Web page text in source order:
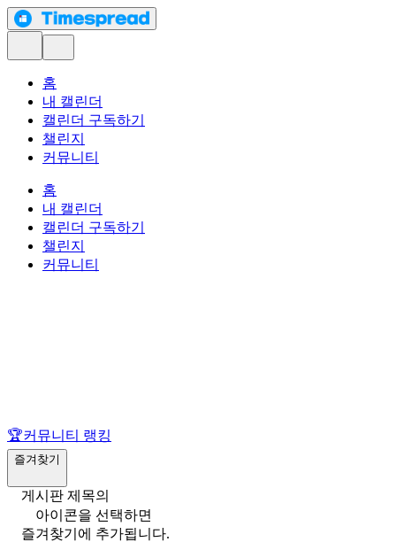
홈
내 캘린더
캘린더 구독하기
챌린지
커뮤니티
홈
내 캘린더
캘린더 구독하기
챌린지
커뮤니티
🏆커뮤니티 랭킹
즐겨찾기
게시판 제목의
아이콘을 선택하면
즐겨찾기에 추가됩니다.